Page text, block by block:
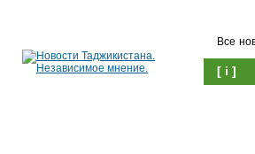
Все
[ i ]